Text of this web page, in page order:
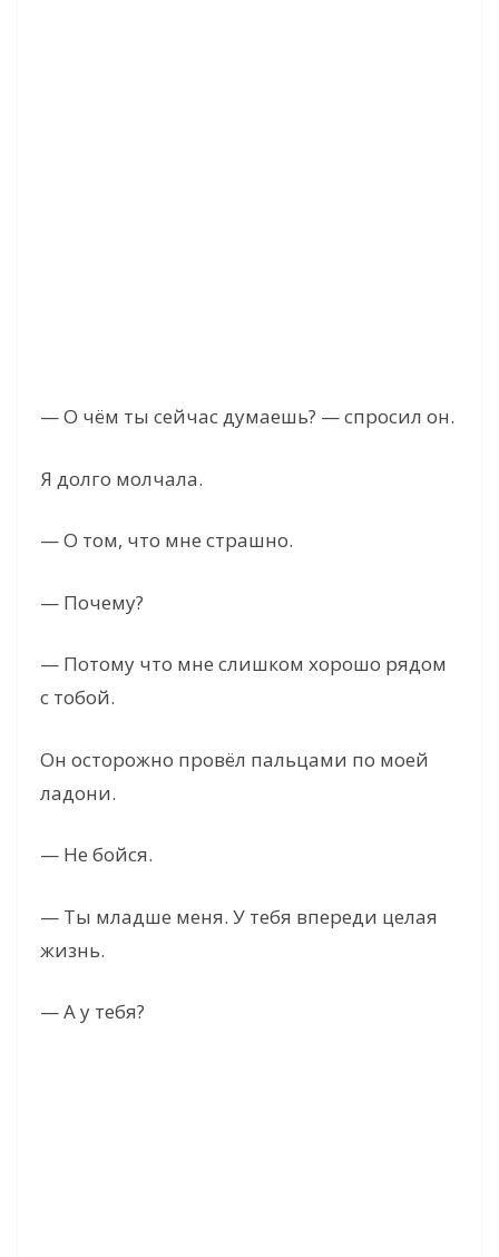
— О чём ты сейчас думаешь? — спросил он.
Я долго молчала.
— О том, что мне страшно.
— Почему?
— Потому что мне слишком хорошо рядом
с тобой.
Он осторожно провёл пальцами по моей
ладони.
— Не бойся.
— Ты младше меня. У тебя впереди целая
жизнь.
— А у тебя?